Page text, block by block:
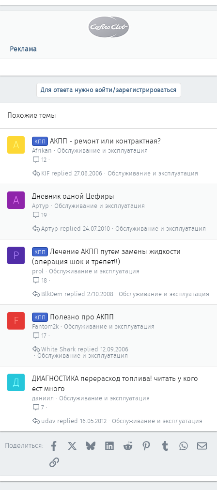
Реклама
Для ответа нужно войти/зарегистрироваться
Похожие темы
A КПП АКПП - ремонт или контрактная?
Afrikan
Обслуживание и эксплуатация
12
Обслуживание и эксплуатация
27.06.2006
KIF
А Дневник одной Цефиры
Артур
Обслуживание и эксплуатация
19
Обслуживание и эксплуатация
24.07.2010
Артур
P КПП
Лечение АКПП путем замены жидкости
(операция шок и трепет!!)
prol
Обслуживание и эксплуатация
18
Обслуживание и эксплуатация
27.10.2008
BlkDem
F КПП Полезно про АКПП
Fantom2k
Обслуживание и эксплуатация
17
Обслуживание и эксплуатация
12.09.2006
White Shark
Д
ДИАГНОСТИКА перерасход топлива! читать у кого
ест много
даниил
Обслуживание и эксплуатация
7
Обслуживание и эксплуатация
16.05.2012
udav
Поделиться: Facebook BlueskyLinkedInReddit PinterestTumblr
Ссылка